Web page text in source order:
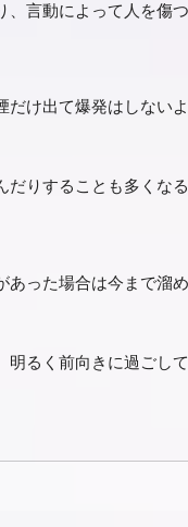
、言動によって人を傷
だけ出て爆発はしない
だりすることも多くなる
あった場合は今まで溜
明るく前向きに過ごし